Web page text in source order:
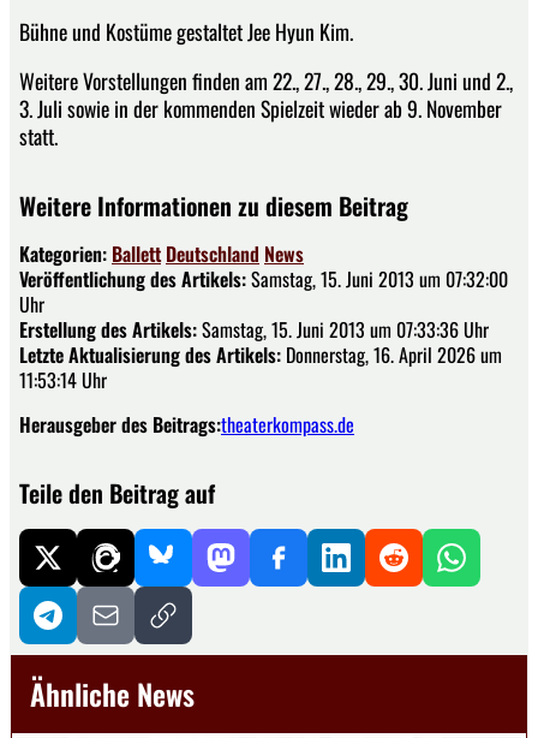
Bühne und Kostüme gestaltet Jee Hyun Kim.
Weitere Vorstellungen finden am 22., 27., 28., 29., 30. Juni und 2.,
3. Juli sowie in der kommenden Spielzeit wieder ab 9. November
statt.
Weitere Informationen zu diesem Beitrag
Kategorien: Ballett Deutschland News
Veröffentlichung des Artikels:Samstag, 15. Juni 2013 um 07:32:00
Uhr
Erstellung des Artikels:Samstag, 15. Juni 2013 um 07:33:36 Uhr
Letzte Aktualisierung des Artikels: Donnerstag, 16. April 2026 um
11:53:14 Uhr
Herausgeber des Beitrags:theaterkompass.de
Teile den Beitrag auf
Ähnliche News